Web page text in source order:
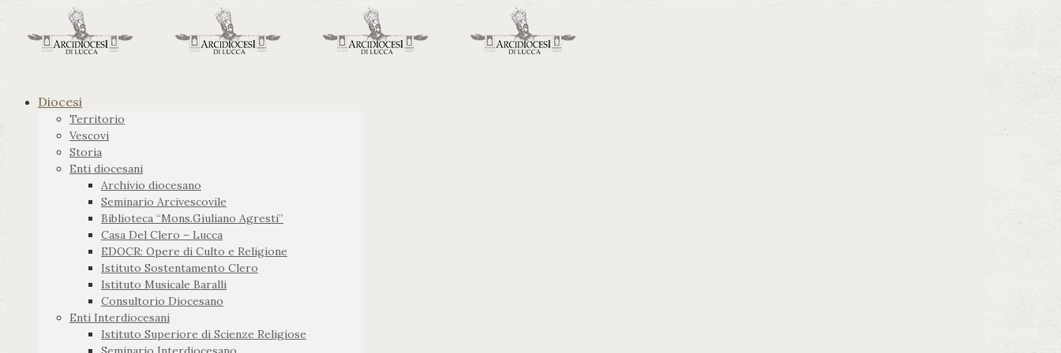
Diocesi
Territorio
Vescovi
Storia
Enti diocesani
Archivio diocesano
Seminario Arcivescovile
Biblioteca “Mons.Giuliano Agresti”
Casa Del Clero – Lucca
EDOCR: Opere di Culto e Religione
Istituto Sostentamento Clero
Istituto Musicale Baralli
Consultorio Diocesano
Enti Interdiocesani
Istituto Superiore di Scienze Religiose